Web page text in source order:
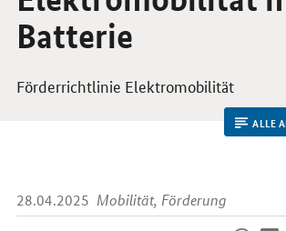
Batterie
Förderrichtlinie Elektromobilität
ALLE
28.04.2025 Mobilität, Förderung